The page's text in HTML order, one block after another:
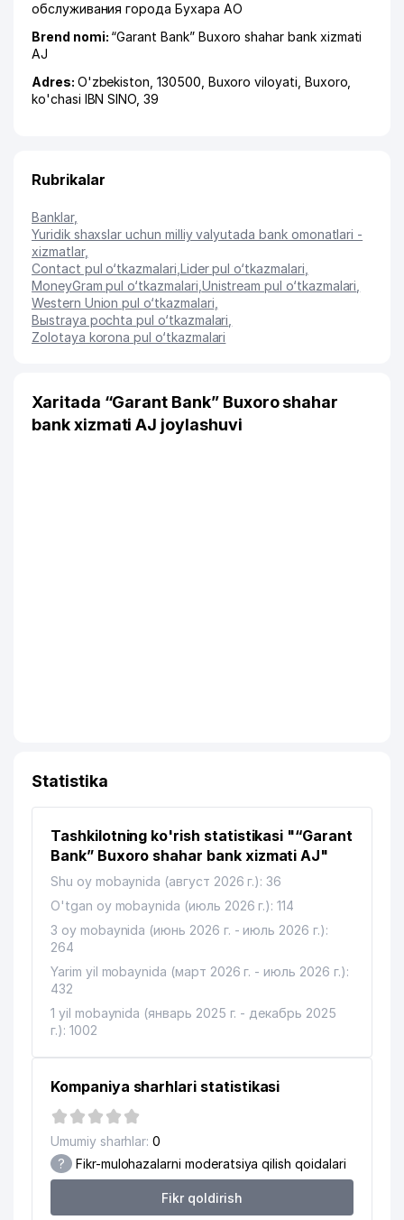
обслуживания города Бухара АО
Brend nomi: “Garant Bank” Buxoro shahar bank xizmati
AJ
Adres: O'zbekiston, 130500, Buxoro viloyati Buxoro
ko'chasi IBN SINO , 39
Rubrikalar
Banklar,
Yuridik shaxslar uchun milliy valyutada bank omonatlari -
xizmatlar,
Contact pul o‘tkazmalari Lider pul o‘tkazmalari
MoneyGram pul o‘tkazmalari Unistream pul o‘tkazmalari
Western Union pul o‘tkazmalari
Bыstraya pochta pul o‘tkazmalari
Zolotaya korona pul o‘tkazmalari
Xaritada “Garant Bank” Buxoro shahar
bank xizmati AJ joylashuvi
Statistika
Tashkilotning ko'rish statistikasi "“Garant
Bank” Buxoro shahar bank xizmati AJ"
Shu oy mobaynida (август 2026 г.): 36
O'tgan oy mobaynida (июль 2026 г.): 114
3 oy mobaynida (июнь 2026 г. - июль 2026 г.):
264
Yarim yil mobaynida (март 2026 г. - июль 2026 г.):
432
1 yil mobaynida (январь 2025 г. - декабрь 2025
г.): 1002
Kompaniya sharhlari statistikasi
Umumiy sharhlar: 0
? Fikr-mulohazalarni moderatsiya qilish qoidalari
Fikr qoldirish